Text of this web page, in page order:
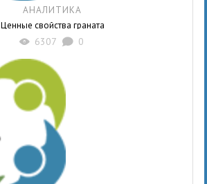
АНАЛИТИКА
Ценные свойства граната
X 6307 K 0